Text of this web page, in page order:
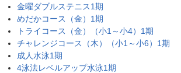
金曜ダブルステニス1期
めだかコース（金）1期
トライコース（金）（小1～小4）1期
チャレンジコース（木）（小1～小6）1期
成人水泳1期
4泳法レベルアップ水泳1期